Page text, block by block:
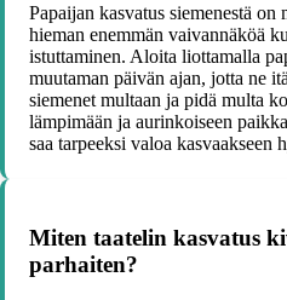
Papaijan kasvatus siemenestä on
hieman enemmän vaivannäköä
istuttaminen. Aloita liottamalla
muutaman päivän ajan, jotta ne
siemenet multaan ja pidä multa
lämpimään ja aurinkoiseen
saa tarpeeksi valoa kasvaakseen
Miten taatelin kasvatus
parhaiten?